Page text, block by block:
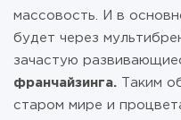
массовость. И в
будет через
зачастую
франчайзинга. Таким
старом мире и